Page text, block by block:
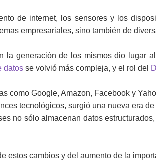
de internet, los sensores y los
empresariales, sino también de
la generación de los mismos dio lugar
datos se volvió más compleja, y el rol del
como Google, Amazon, Facebook y
tecnológicos, surgió una nueva era de
no sólo almacenan datos
estos cambios y del aumento de la